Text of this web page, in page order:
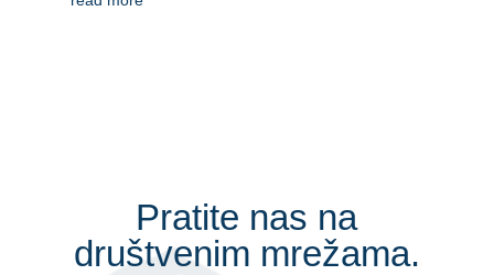
Pratite nas na
društvenim mrežama.